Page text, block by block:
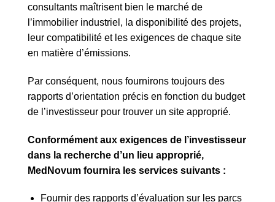
consultants maîtrisent bien le marché de
l’immobilier industriel, la disponibilité des projets,
leur compatibilité et les exigences de chaque site
en matière d’émissions.
Par conséquent, nous fournirons toujours des
rapports d’orientation précis en fonction du budget
de l’investisseur pour trouver un site approprié.
Conformément aux exigences de l’investisseur
dans la recherche d’un lieu approprié,
MedNovum fournira les services suivants :
Fournir des rapports d’évaluation sur les parcs